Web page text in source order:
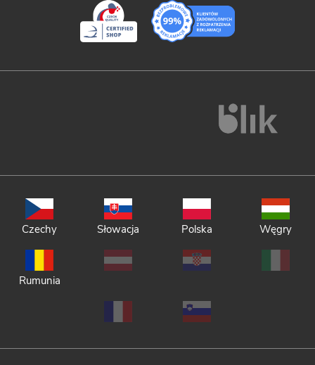
Czechy Słowacja Polska Węgry
Rumunia